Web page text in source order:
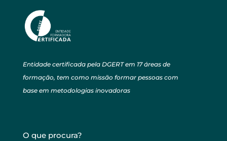
Entidade certificada pela DGERT em 17 áreas de
formação, tem como missão formar pessoas com
base em metodologias inovadoras
O que procura?